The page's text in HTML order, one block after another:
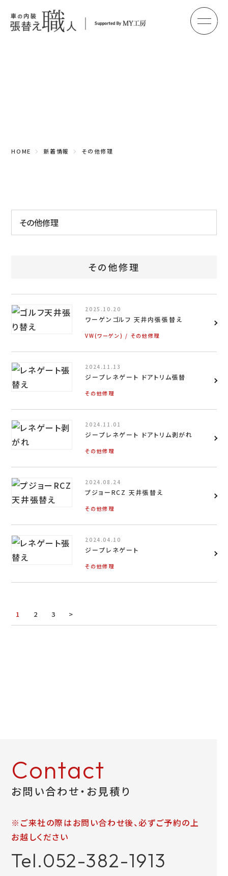
メ
会社概要
お問い合わせ
施工例
プライバシーポリシー
Tel.052-382-1913
お問い合わせ
LINEお見積り
HOME 新着情報 その他修理
その他修理
2025.10.20
ワーゲンゴルフ 天井内張張替え
VW(ワーゲン) その他修理
2024.11.13
ジープレネゲート ドアトリム張替
その他修理
2024.11.01
ジープレネゲート ドアトリム剥がれ
その他修理
2024.08.24
プジョーRCZ 天井張替え
その他修理
2024.04.10
ジープレネゲート
その他修理
1 2 3 >
Contact
お問い合わせ・お見積り
※ご来社の際はお問い合わせ後、必ずご予約の上
お越しください
Tel.052-382-1913